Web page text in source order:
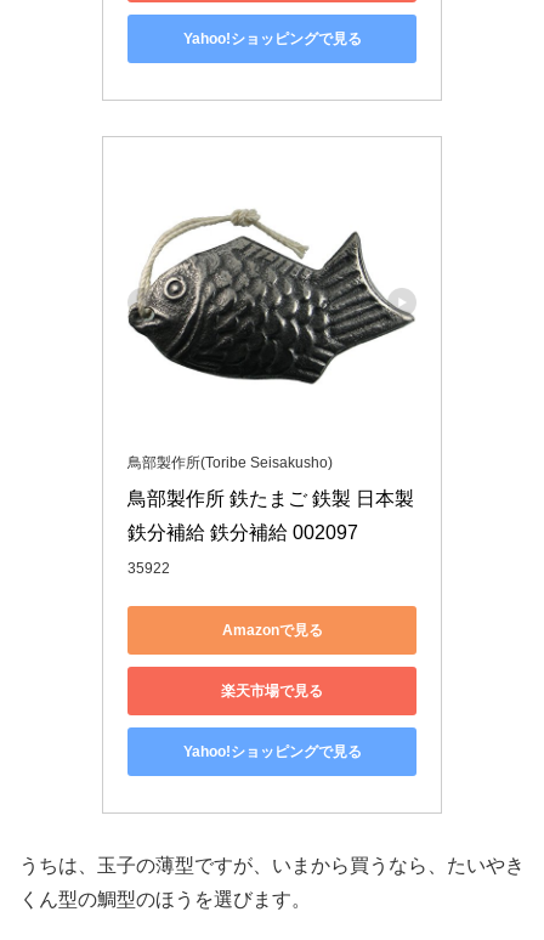
Yahoo!ショッピングで見る
鳥部製作所(Toribe Seisakusho)
鳥部製作所 鉄たまご 鉄製 日本製
鉄分補給 鉄分補給 002097
35922
Amazonで見る
楽天市場で見る
Yahoo!ショッピングで見る
うちは、玉子の薄型ですが、いまから買うなら、たいやき
くん型の鯛型のほうを選びます。